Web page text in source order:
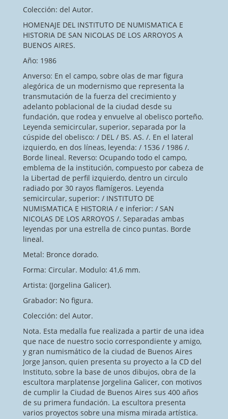
Colección: del Autor.
HOMENAJE DEL INSTITUTO DE NUMISMATICA E
HISTORIA DE SAN NICOLAS DE LOS ARROYOS A
BUENOS AIRES.
Año: 1986
Anverso: En el campo, sobre olas de mar figura
alegórica de un modernismo que representa la
transmutación de la fuerza del crecimiento y
adelanto poblacional de la ciudad desde su
fundación, que rodea y envuelve al obelisco porteño.
Leyenda semicircular, superior, separada por la
cúspide del obelisco: / DEL / BS. AS. /. En el lateral
izquierdo, en dos líneas, leyenda: / 1536 / 1986 /.
Borde lineal. Reverso: Ocupando todo el campo,
emblema de la institución, compuesto por cabeza de
la Libertad de perfil izquierdo, dentro un circulo
radiado por 30 rayos flamígeros. Leyenda
semicircular, superior: / INSTITUTO DE
NUMISMATICA E HISTORIA / e inferior: / SAN
NICOLAS DE LOS ARROYOS /. Separadas ambas
leyendas por una estrella de cinco puntas. Borde
lineal.
Metal: Bronce dorado.
Forma: Circular. Modulo: 41,6 mm.
Artista: (Jorgelina Galicer).
Grabador: No figura.
Colección: del Autor.
Nota. Esta medalla fue realizada a partir de una idea
que nace de nuestro socio correspondiente y amigo,
y gran numismático de la ciudad de Buenos Aires
Jorge Janson, quien presenta su proyecto a la CD del
Instituto, sobre la base de unos dibujos, obra de la
escultora marplatense Jorgelina Galicer, con motivos
de cumplir la Ciudad de Buenos Aires sus 400 años
de su primera fundación. La escultora presenta
varios proyectos sobre una misma mirada artística.